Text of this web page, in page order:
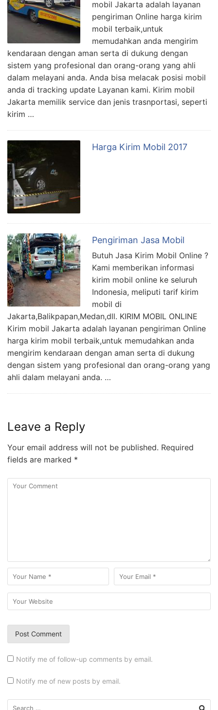
mobil Jakarta adalah layanan
pengiriman Online harga kirim
mobil terbaik,untuk
memudahkan anda mengirim
kendaraan dengan aman serta di dukung dengan
sistem yang profesional dan orang-orang yang ahli
dalam melayani anda. Anda bisa melacak posisi mobil
anda di tracking update Layanan kami. Kirim mobil
Jakarta memilik service dan jenis trasnportasi, seperti
kirim …
Harga Kirim Mobil 2017
Pengiriman Jasa Mobil
Butuh Jasa Kirim Mobil Online ?
Kami memberikan informasi
kirim mobil online ke seluruh
Indonesia, meliputi tarif kirim
mobil di
Jakarta,Balikpapan,Medan,dll. KIRIM MOBIL ONLINE
Kirim mobil Jakarta adalah layanan pengiriman Online
harga kirim mobil terbaik,untuk memudahkan anda
mengirim kendaraan dengan aman serta di dukung
dengan sistem yang profesional dan orang-orang yang
ahli dalam melayani anda. …
Leave a Reply
Your email address will not be published. Required
fields are marked *
Notify me of follow-up comments by email.
Notify me of new posts by email.
Search